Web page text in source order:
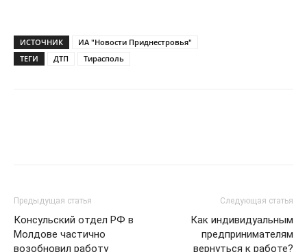
ИСТОЧНИК
ИА "Новости Приднестровья"
ТЕГИ
ДТП Тирасполь
Предыдущая статья
Консульский отдел РФ в
Молдове частично
возобновил работу
Следующая статья
Как индивидуальным
предпринимателям
вернуться к работе?